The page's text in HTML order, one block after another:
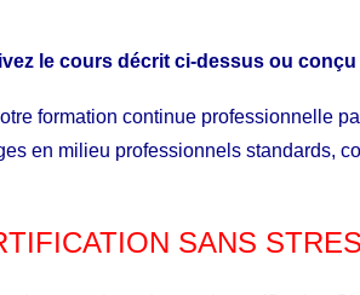
le cours décrit ci-dessus ou conçu
formation continue professionnelle
en milieu professionnels standards,
SANS